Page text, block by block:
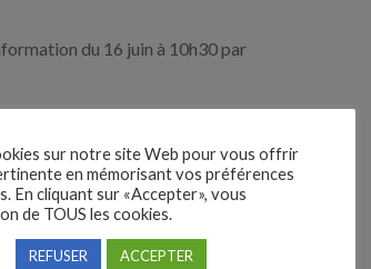
du 16 juin à 10h30 par
sur notre site Web pour vous offrir
en mémorisant vos préférences
En cliquant sur «Accepter», vous
de TOUS les cookies.
REFUSER ACCEPTER